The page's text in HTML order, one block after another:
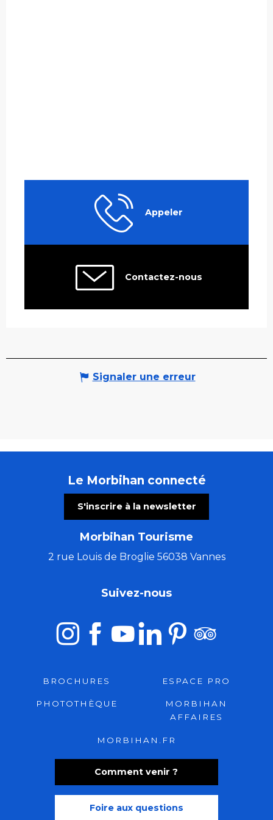
Appeler
Contactez-nous
Signaler une erreur
Le Morbihan connecté
S'inscrire à la newsletter
Morbihan Tourisme
2 rue Louis de Broglie 56038 Vannes
Comment venir ?
Foire aux questions
Suivez-nous
BROCHURES ESPACE PRO
PHOTOTHÈQUE
MORBIHAN
AFFAIRES
MORBIHAN.FR